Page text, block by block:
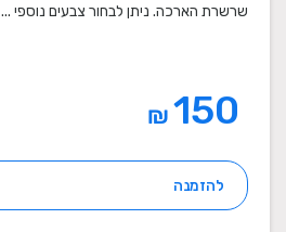
שרשרת הארכה. ניתן לבחור צבעים נוספי ...
₪
להזמנה